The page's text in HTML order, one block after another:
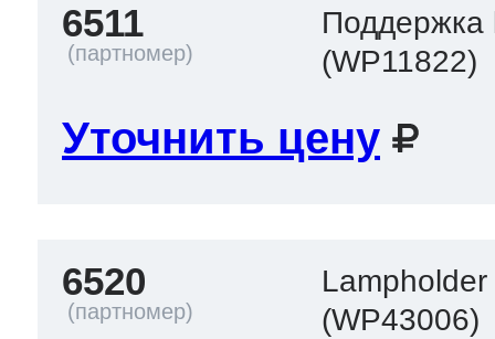
6511
Поддержка
(WP11822)
Уточнить цену
6520
Lampholder
(WP43006)